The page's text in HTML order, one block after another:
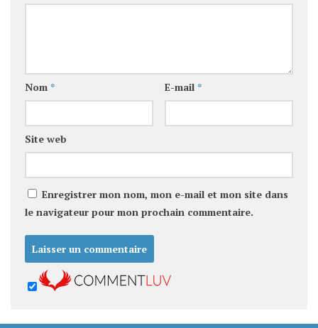
Nom * E-mail *
Site web
Enregistrer mon nom, mon e-mail et mon site dans
le navigateur pour mon prochain commentaire.